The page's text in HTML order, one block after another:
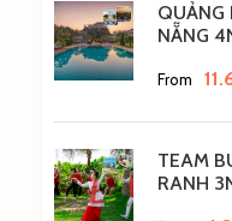
QUẢNG
NẴNG
From
TEAM
RANH